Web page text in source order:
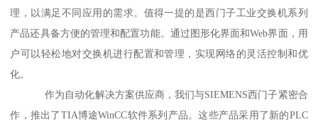
理，以满足不同应用的需求。值得一提的是西门子工业交换机系列
产品还具备方便的管理和配置功能。通过图形化界面和Web界面，用
户可以轻松地对交换机进行配置和管理，实现网络的灵活控制和优
化。
作为自动化解决方案供应商，我们与SIEMENS西门子紧密合
作，推出了TIA博途WinCC软件系列产品。这些产品采用了新的PLC